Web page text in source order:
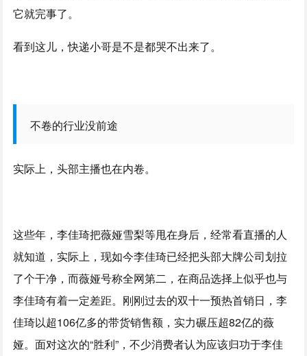
它就完事了。
看到这儿，快递小哥是不是都哭不出来了。
不卷的行业没前途
实际上，头部主播也在内卷。
这些年，李佳琦把薇娅雪梨等甩在身后，经常看直播的人
就知道，实际上，现如今李佳琦已经把头部大牌公司划拉
了个干净，而薇娅号称全网第二，在商品选择上似乎也与
李佳琦有着一定差距。刚刚过去的双十一预热首销日，李
佳琦以超106亿多的带货销售额，实力碾压超82亿的薇
娅。面对这次的“胜利”，不少消费者认为应该归功于李佳